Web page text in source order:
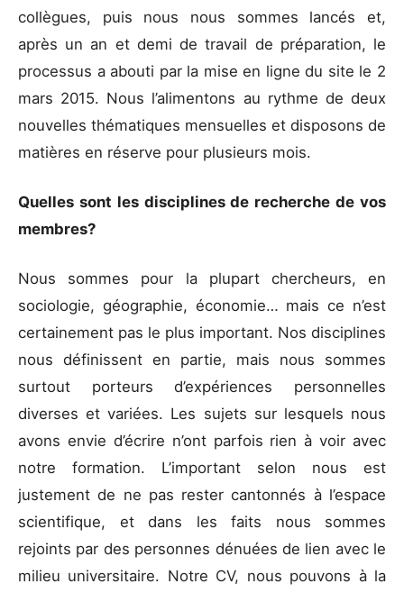
collègues, puis nous nous sommes lancés et,
après un an et demi de travail de préparation, le
processus a abouti par la mise en ligne du site le 2
mars 2015. Nous l’alimentons au rythme de deux
nouvelles thématiques mensuelles et disposons de
matières en réserve pour plusieurs mois.
Quelles sont les disciplines de recherche de vos
membres?
Nous sommes pour la plupart chercheurs, en
sociologie, géographie, économie… mais ce n’est
certainement pas le plus important. Nos disciplines
nous définissent en partie, mais nous sommes
surtout porteurs d’expériences personnelles
diverses et variées. Les sujets sur lesquels nous
avons envie d’écrire n’ont parfois rien à voir avec
notre formation. L’important selon nous est
justement de ne pas rester cantonnés à l’espace
scientifique, et dans les faits nous sommes
rejoints par des personnes dénuées de lien avec le
milieu universitaire. Notre CV, nous pouvons à la